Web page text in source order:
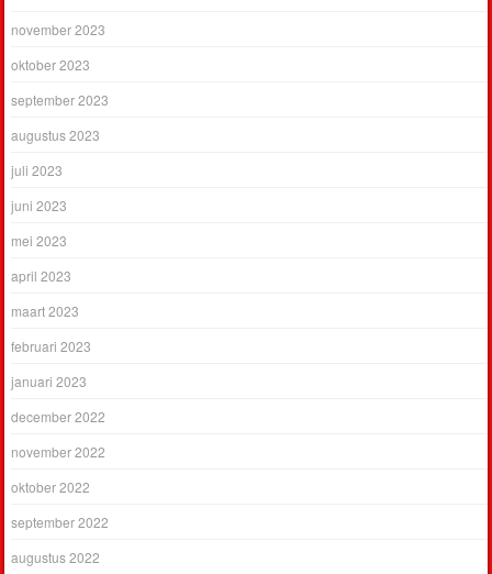
november 2023
oktober 2023
september 2023
augustus 2023
juli 2023
juni 2023
mei 2023
april 2023
maart 2023
februari 2023
januari 2023
december 2022
november 2022
oktober 2022
september 2022
augustus 2022